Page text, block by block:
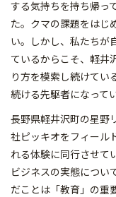
する気持ちを持ち帰っ
た。クマの課題をはじ
い。しかし、私たちが
ているからこそ、軽井
り方を模索し続けてい
続ける先駆者になって
長野県軽井沢町の星野
社ピッキオをフィール
れる体験に同行させて
ビジネスの実態につい
だことは「教育」の重